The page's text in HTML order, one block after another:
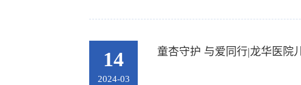
14
2024-03
童杏守护 与爱同行|龙华医院